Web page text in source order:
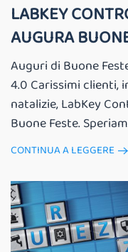
LABKEY
AUGURA
Auguri di Buone
4.0 Carissimi clienti,
natalizie, LabKey
Buone Feste.
CONTINUA A LEGGERE